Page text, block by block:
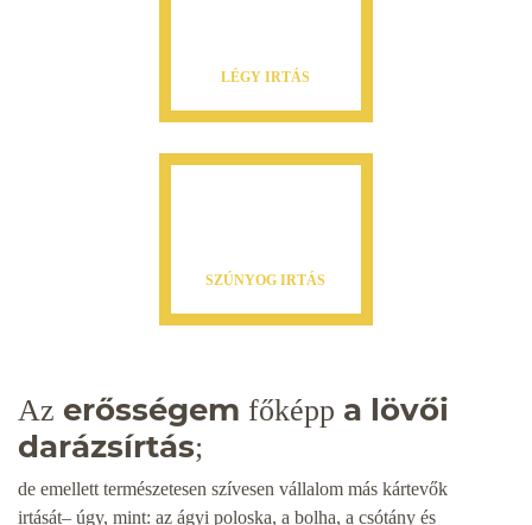
LÉGY IRTÁS
SZÚNYOG IRTÁS
Az erősségem főképp a lövői
darázsírtás;
de emellett természetesen szívesen vállalom más kártevők
irtását– úgy, mint: az ágyi poloska, a bolha, a csótány és